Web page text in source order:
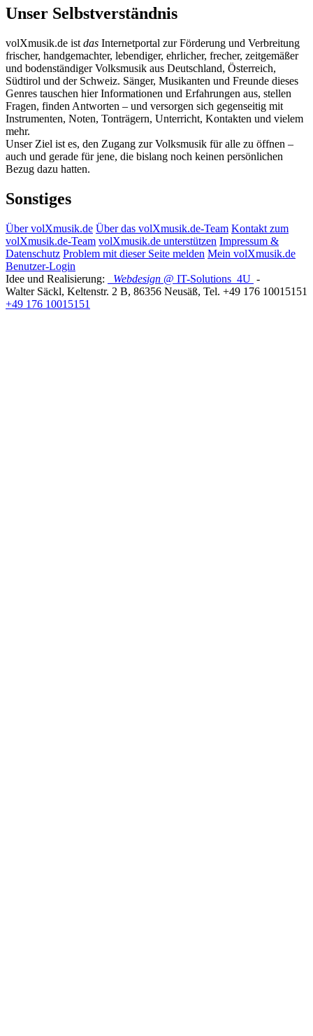
Unser Selbstverständnis
volXmusik.de ist das Internetportal zur Förderung und Verbreitung
frischer, handgemachter, lebendiger, ehrlicher, frecher, zeitgemäßer
und bodenständiger Volksmusik aus Deutschland, Österreich,
Südtirol und der Schweiz. Sänger, Musikanten und Freunde dieses
Genres tauschen hier Informationen und Erfahrungen aus, stellen
Fragen, finden Antworten – und versorgen sich gegenseitig mit
Instrumenten, Noten, Tonträgern, Unterricht, Kontakten und vielem
mehr.
Unser Ziel ist es, den Zugang zur Volksmusik für alle zu öffnen –
auch und gerade für jene, die bislang noch keinen persönlichen
Bezug dazu hatten.
Sonstiges
Über volXmusik.de Über das volXmusik.de-Team Kontakt zum
volXmusik.de-Team volXmusik.de unterstützen Impressum &
Datenschutz Problem mit dieser Seite melden Mein volXmusik.de
Benutzer-Login
Idee und Realisierung:
Webdesign @ IT-Solutions 4U -
Walter Säckl, Keltenstr. 2 B, 86356 Neusäß, Tel. +49 176 10015151
+49 176 10015151